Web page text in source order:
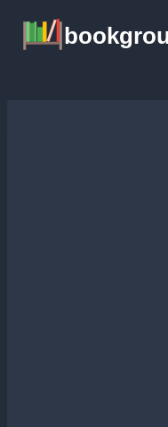
содержимому